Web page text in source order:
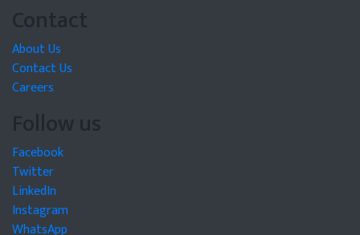
Contact
About Us
Contact Us
Careers
Follow us
Facebook
Twitter
LinkedIn
Instagram
WhatsApp